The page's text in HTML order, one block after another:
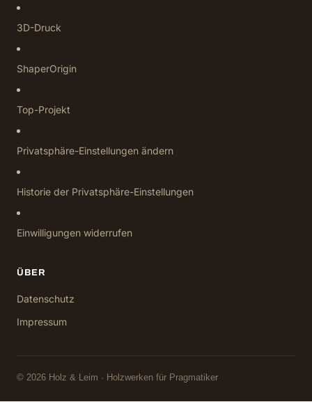
3D-Druck
ShaperOrigin
Top-Projekt
Privatsphäre-Einstellungen ändern
Historie der Privatsphäre-Einstellungen
Einwilligungen widerrufen
ÜBER
Datenschutz
Impressum
© 2026 Holz & Leim · Holzwerken für Pragmatiker